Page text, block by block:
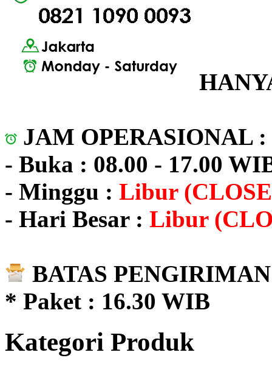
JAM OPERASIONAL :
- Buka : 08.00 - 17.00
- Minggu : Libur
- Hari Besar : Libur
BATAS
* Paket : 16.30 WIB
Kategori Produk